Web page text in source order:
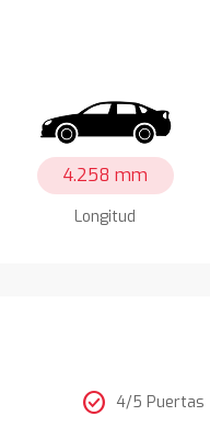
4.258 mm
Longitud
check_circle 4/5 Puertas